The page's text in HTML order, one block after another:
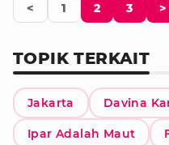
< 1 2 3 >
TOPIK TERKAIT
Jakarta Davina
Ipar Adalah Maut